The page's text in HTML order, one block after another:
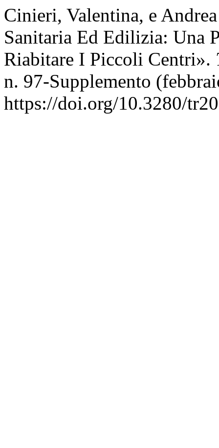
Cinieri, Valentina, e
Sanitaria Ed Edilizia: Una
Riabitare I Piccoli Centri».
n. 97-Supplemento
https://doi.org/10.3280/